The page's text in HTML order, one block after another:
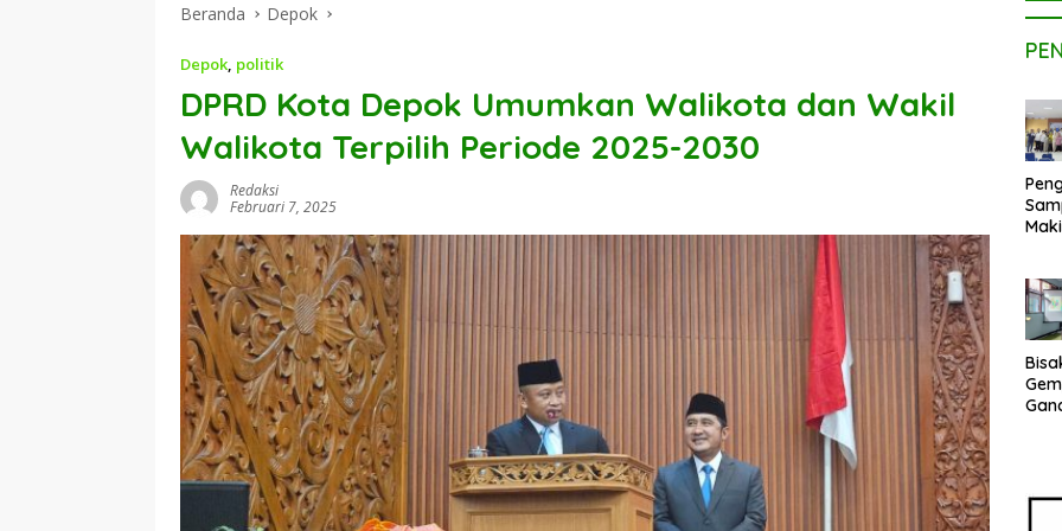
Beranda Depok
Depok, politik
DPRD Kota Depok Umumkan Walikota dan Wakil
Walikota Terpilih Periode 2025-2030
Redaksi
Februari 7, 2025